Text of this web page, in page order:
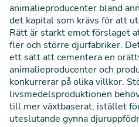
animalieproducenter bland
det kapital som krävs för att
Rätt är starkt emot förslaget
fler och större djurfabriker.
ett sätt att cementera en
animalieproducenter och
konkurrerar på olika villkor.
livsmedelsproduktionen
till mer växtbaserat, istället
uteslutande gynna